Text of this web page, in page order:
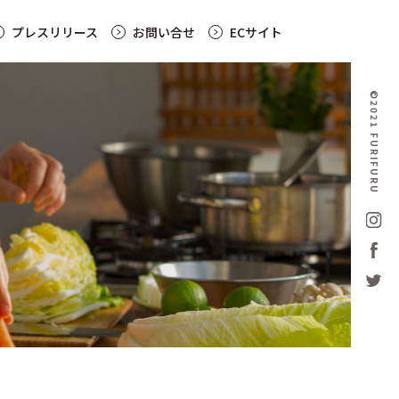
プレスリリース お問い合せ ECサイト
©2021 FURIFURU